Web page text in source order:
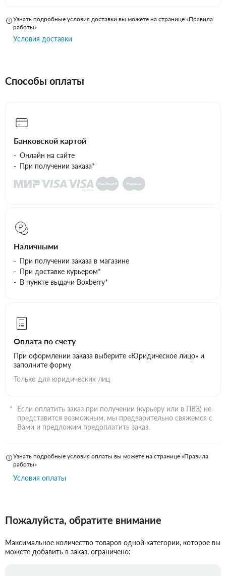
Узнать подробные условия доставки вы можете на странице «Правила
работы»
Условия доставки
Способы оплаты
Банковской картой
Онлайн на сайте
При получении заказа*
Наличными
При получении заказа в магазине
При доставке курьером*
В пункте выдачи Boxberry*
Оплата по счету
При оформлении заказа выберите «Юридическое лицо» и
заполните форму
Только для юридических лиц
Если оплатить заказ при получении (курьеру или в ПВЗ) не
представится возможным, мы предварительно свяжемся с
Вами и предложим предоплатить заказ.
Узнать подробные условия оплаты вы можете на странице «Правила
работы»
Условия оплаты
Пожалуйста, обратите внимание
Максимальное количество товаров одной категории, которое вы
можете добавить в заказ, ограничено: